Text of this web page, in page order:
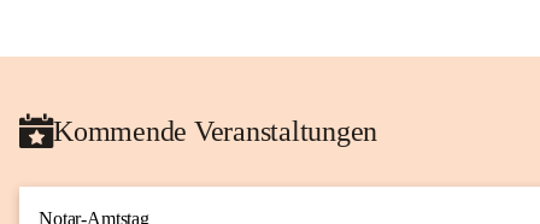
Kommende Veranstaltungen
Notar-Amtstag